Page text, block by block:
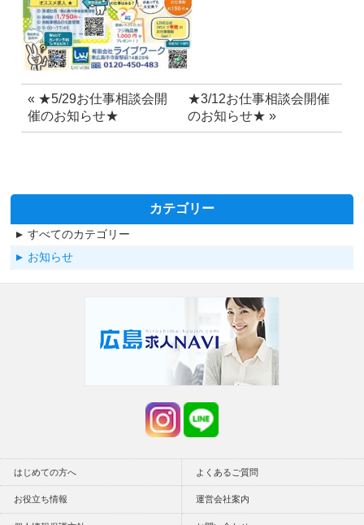
« ★5/29お仕事相談会開
催のお知らせ★
★3/12お仕事相談会開催
のお知らせ★ »
カテゴリー
すべてのカテゴリー
お知らせ
はじめての方へ よくあるご質問
お役立ち情報 運営会社案内